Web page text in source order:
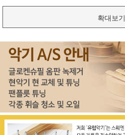
확대보기